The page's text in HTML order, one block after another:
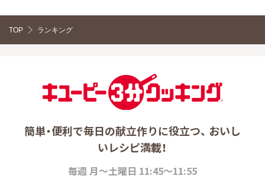
TOP ランキング
簡単・便利で毎日の献立作りに役立つ、 おいし
いレシピ満載！
毎週 月～土曜日 11:45～11:55